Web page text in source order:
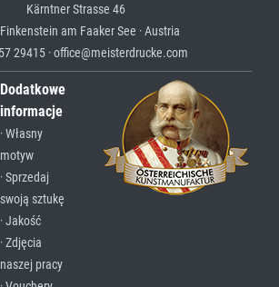
Kärntner Strasse 46
am Faaker See · Austria
29415 · office@meisterdrucke.com
Dodatkowe
informacje
· Własny
motyw
· Sprzedaj
swoją sztukę
· Jakość
· Zdjęcia
naszej pracy